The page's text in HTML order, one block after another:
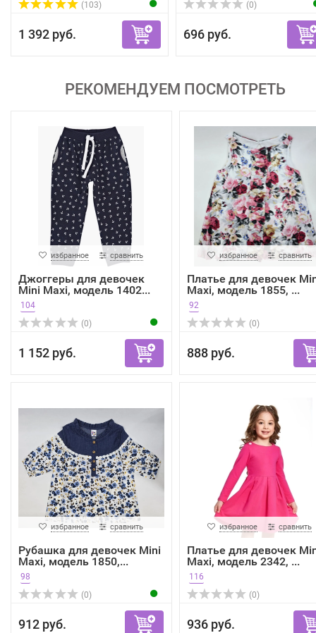
(103)
1 392 руб.
(0)
696 руб.
РЕКОМЕНДУЕМ ПОСМОТРЕТЬ
избранное сравнить
Джоггеры для девочек
Mini Maxi, модель 1402...
104
(0)
1 152 руб.
избранное сравнить
Платье для девочек
Maxi, модель 1855, ...
92
(0)
888 руб.
избранное сравнить
Рубашка для девочек Mini
Maxi, модель 1850,...
98
(0)
912 руб.
избранное сравнить
Платье для девочек
Maxi, модель 2342, ...
116
(0)
936 руб.